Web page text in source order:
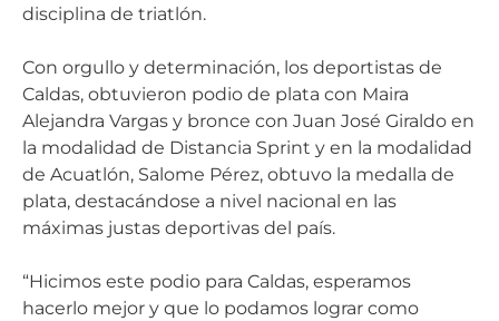
disciplina de triatlón.
Con orgullo y determinación, los deportistas de
Caldas, obtuvieron podio de plata con Maira
Alejandra Vargas y bronce con Juan José Giraldo en
la modalidad de Distancia Sprint y en la modalidad
de Acuatlón, Salome Pérez, obtuvo la medalla de
plata, destacándose a nivel nacional en las
máximas justas deportivas del país.
“Hicimos este podio para Caldas, esperamos
hacerlo mejor y que lo podamos lograr como